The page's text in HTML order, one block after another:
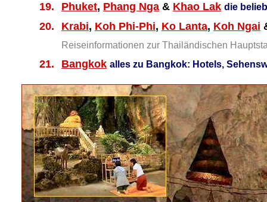
19. Phuket, Phang Nga & Khao Lak die
20. Krabi, Koh Phi-Phi, Ko Lanta, Koh Ngai
Reiseinformationen zur Thailändischen
21. Bangkok alles zu Bangkok: Hotels,